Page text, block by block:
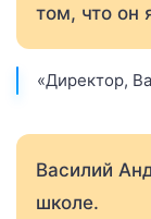
том, что он
«Директор,
Василий
школе.